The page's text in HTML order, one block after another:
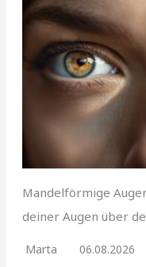
Mandelförmige
deiner Augen über
Marta 06.08.2026